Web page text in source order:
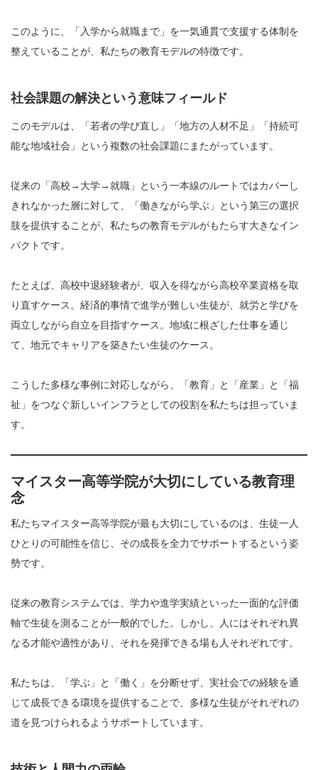
このように、「入学から就職まで」を一気通貫で支援する体制を
整えていることが、私たちの教育モデルの特徴です。
社会課題の解決という意味フィールド
このモデルは、「若者の学び直し」「地方の人材不足」「持続可
能な地域社会」という複数の社会課題にまたがっています。
従来の「高校→大学→就職」という一本線のルートではカバーし
きれなかった層に対して、「働きながら学ぶ」という第三の選択
肢を提供することが、私たちの教育モデルがもたらす大きなイン
パクトです。
たとえば、高校中退経験者が、収入を得ながら高校卒業資格を取
り直すケース。経済的事情で進学が難しい生徒が、就労と学びを
両立しながら自立を目指すケース。地域に根ざした仕事を通じ
て、地元でキャリアを築きたい生徒のケース。
こうした多様な事例に対応しながら、「教育」と「産業」と「福
祉」をつなぐ新しいインフラとしての役割を私たちは担っていま
す。
マイスター高等学院が大切にしている教育理
念
私たちマイスター高等学院が最も大切にしているのは、生徒一人
ひとりの可能性を信じ、その成長を全力でサポートするという姿
勢です。
従来の教育システムでは、学力や進学実績といった一面的な評価
軸で生徒を測ることが一般的でした。しかし、人にはそれぞれ異
なる才能や適性があり、それを発揮できる場も人それぞれです。
私たちは、「学ぶ」と「働く」を分断せず、実社会での経験を通
じて成長できる環境を提供することで、多様な生徒がそれぞれの
道を見つけられるようサポートしています。